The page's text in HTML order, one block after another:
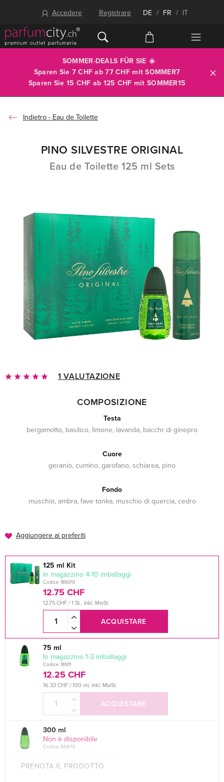
Accedere Registrare DE / FR / IT
SOMMER-DEALS FÜR SIE ☀️
Sparen Sie 7 CHF ab 77 CHF mitSOMMER7
Sparen Sie 15 CHF ab 125 CHF mit SOMMER15
Eau de Toilette
PINO SILVESTRE ORIGINAL
Eau de Toilette 125 ml Sets
1 VALUTAZIONE
COMPOSIZIONE
Testa
bergamotto, basilico, limone, lavanda, bacchr di ginepro
Cuore
geranio, cumino, garofano, schiarea, pino
Fondo
muschio, ambra, fave tonka, muschio di quercia, cedro
Aggiungere ai preferiti
125 ml Kit
In magazzino 4-10 imballaggi
Codice 186013
12.75 CHF
12.75 CHF / 1 St., inkl. MwSt.
ACQUISTARE
75 ml
In magazzino 1-3 imballaggi
Codice 18911
12.25 CHF
16.33 CHF / 100 ml, inkl. MwSt.
ACQUISTARE
300 ml
Non è disponibile
Codice 65873
PRENOTA IL PRODOTTO